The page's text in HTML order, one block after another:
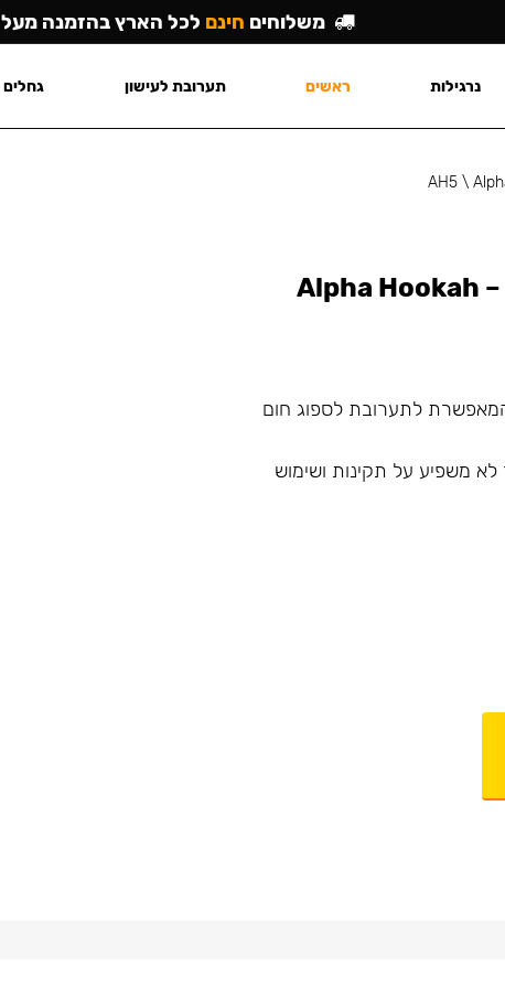
AH5 \
Alpha Hookah
לתערובת לספוג חום
לא משפיע על תקינות ושימוש
משלוחים חינם לכל הארץ בהזמנה מעל ₪449
נרגילות ראשים תערובת לעישון גחלים